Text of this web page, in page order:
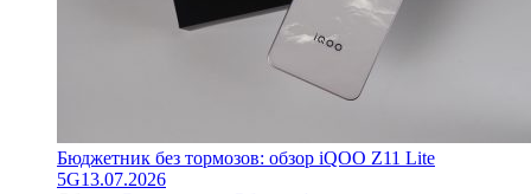
Бюджетник без тормозов: обзор iQOO Z11 Lite
5G13.07.2026